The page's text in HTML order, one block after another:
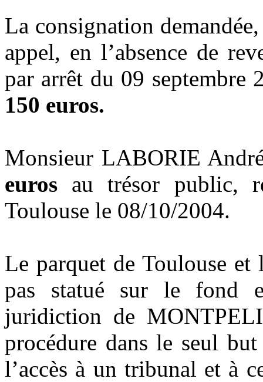
La consignation
appel, en l’absence de
par arrêt du 09 septembre
150 euros.
Monsieur LABORIE
euros au trésor public,
Toulouse le 08/10/2004.
Le parquet de Toulouse
pas statué sur le fond
juridiction de
procédure dans le seul
l’accès à un tribunal et à